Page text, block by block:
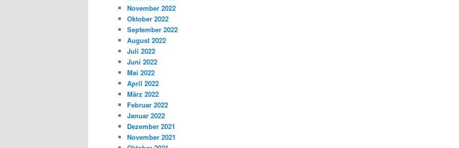
November 2022
Oktober 2022
September 2022
August 2022
Juli 2022
Juni 2022
Mai 2022
April 2022
März 2022
Februar 2022
Januar 2022
Dezember 2021
November 2021